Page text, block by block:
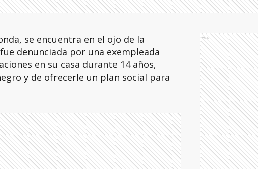
se encuentra en el ojo de la
denunciada por una exempleada
en su casa durante 14 años,
y de ofrecerle un plan social para
Ads